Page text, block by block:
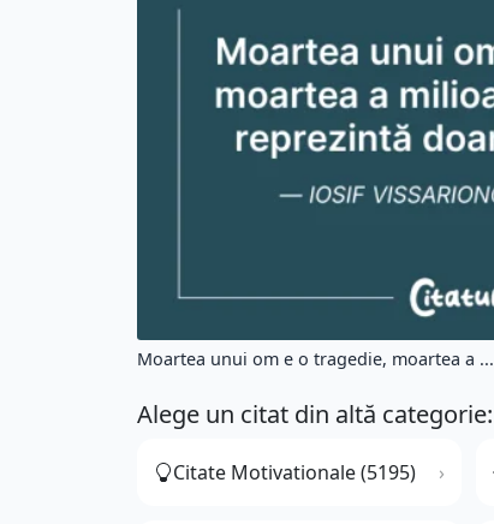
Moartea unui om e o tragedie, moartea a ...
Alege un citat din altă categorie:
Citate Motivationale (5195)